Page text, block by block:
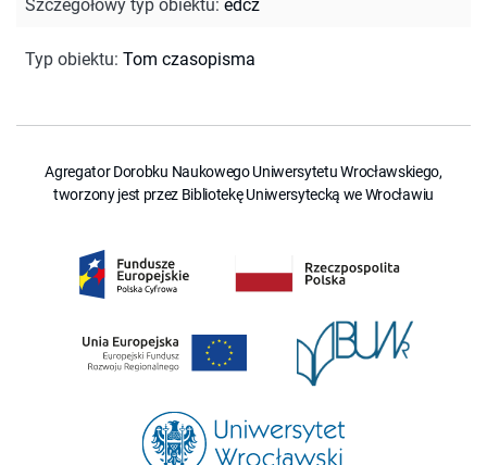
Szczegółowy typ obiektu: edcz
Typ obiektu: Tom czasopisma
Agregator Dorobku Naukowego Uniwersytetu Wrocławskiego,
tworzony jest przez Bibliotekę Uniwersytecką we Wrocławiu